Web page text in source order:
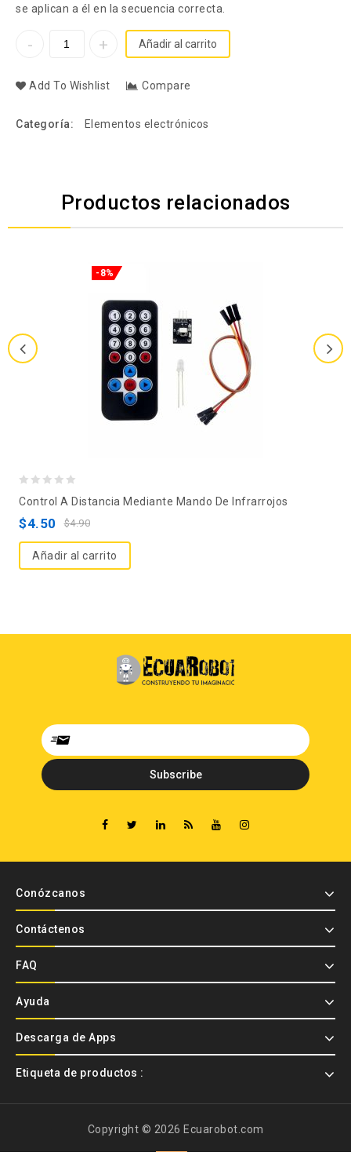
se aplican a él en la secuencia correcta.
Añadir al carrito
Add To Wishlist Compare
Categoría: Elementos electrónicos
Productos relacionados
-8%
of
Control A Distancia Mediante Mando De Infrarrojos
$4.90
$4.50
Añadir al carrito
Conózcanos
Contáctenos
FAQ
Ayuda
Descarga de Apps
Etiqueta de productos :
Copyright © 2026 Ecuarobot.com